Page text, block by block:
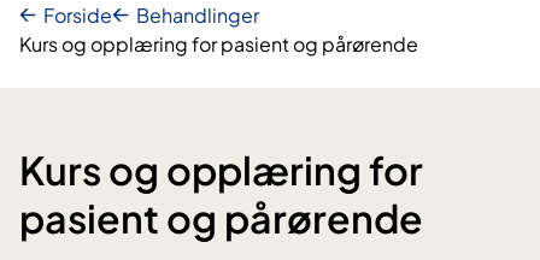
Forside
Behandlinger
Kurs og opplæring for pasient og pårørende
Kurs og opplæring for
pasient og pårørende